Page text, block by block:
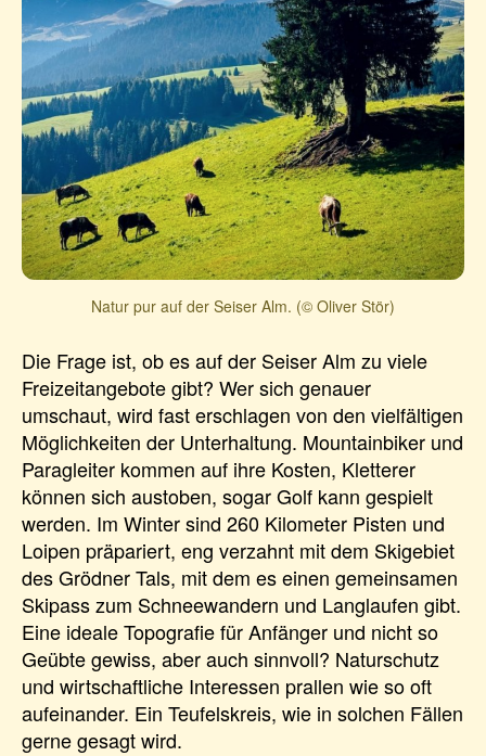
Natur pur auf der Seiser Alm. (© Oliver Stör)
Die Frage ist, ob es auf der Seiser Alm zu viele
Freizeitangebote gibt? Wer sich genauer
umschaut, wird fast erschlagen von den vielfältigen
Möglichkeiten der Unterhaltung. Mountainbiker und
Paragleiter kommen auf ihre Kosten, Kletterer
können sich austoben, sogar Golf kann gespielt
werden. Im Winter sind 260 Kilometer Pisten und
Loipen präpariert, eng verzahnt mit dem Skigebiet
des Grödner Tals, mit dem es einen gemeinsamen
Skipass zum Schneewandern und Langlaufen gibt.
Eine ideale Topografie für Anfänger und nicht so
Geübte gewiss, aber auch sinnvoll? Naturschutz
und wirtschaftliche Interessen prallen wie so oft
aufeinander. Ein Teufelskreis, wie in solchen Fällen
gerne gesagt wird.